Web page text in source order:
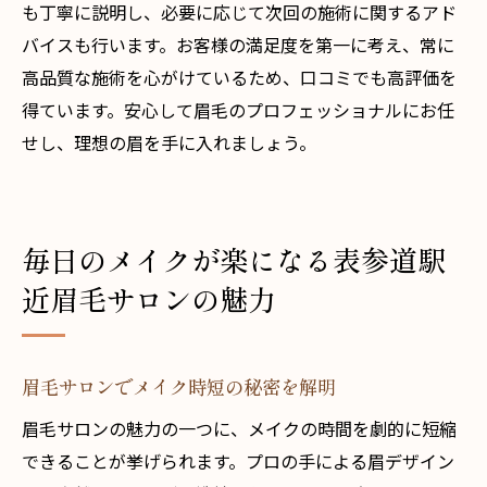
も丁寧に説明し、必要に応じて次回の施術に関するアド
バイスも行います。お客様の満足度を第一に考え、常に
高品質な施術を心がけているため、口コミでも高評価を
得ています。安心して眉毛のプロフェッショナルにお任
せし、理想の眉を手に入れましょう。
毎日のメイクが楽になる表参道駅
近眉毛サロンの魅力
眉毛サロンでメイク時短の秘密を解明
眉毛サロンの魅力の一つに、メイクの時間を劇的に短縮
できることが挙げられます。プロの手による眉デザイン